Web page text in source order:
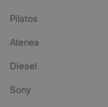
Pilatos
Atenea
Diesel
Sony